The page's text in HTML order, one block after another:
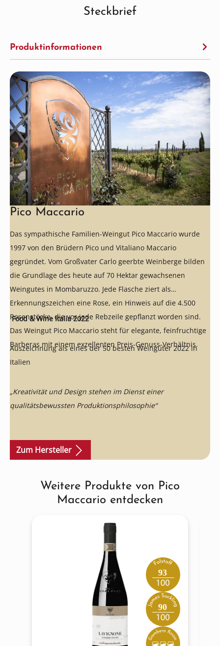
Steckbrief
Produktinformationen
Pico Maccario
Das sympathische Familien-Weingut Pico Maccario wurde
1997 von den Brüdern Pico und Vitaliano Maccario
gegründet. Vom Großvater Carlo geerbte Weinberge bilden
die Grundlage des heute auf 70 Hektar gewachsenen
Weingutes in Mombaruzzo. Jede Flasche ziert als
Erkennungszeichen eine Rose, ein Hinweis auf die 4.500
Rosenstöcke, die vor jede Rebzeile gepflanzt worden sind.
Das Weingut Pico Maccario steht für elegante, feinfruchtige
Barberas mit einem exzellenten Preis-Genuss-Verhältnis.
Food & Wine Italia 2022
Auszeichnung als eines der 50 besten Weingüter 2022 in
Italien
„Kreativität und Design stehen im Dienst einer
qualitätsbewussten Produktionsphilosophie“
Zum Hersteller
Produktgalerie überspringen
Weitere Produkte von Pico
Maccario entdecken
93
90